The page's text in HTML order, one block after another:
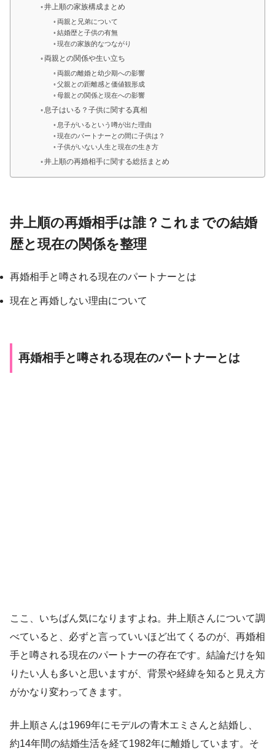
井上順の家族構成まとめ
両親と兄弟について
結婚歴と子供の有無
現在の家族的なつながり
両親との関係や生い立ち
両親の離婚と幼少期への影響
父親との距離感と価値観形成
母親との関係と現在への影響
息子はいる？子供に関する真相
息子がいるという噂が出た理由
現在のパートナーとの間に子供は？
子供がいない人生と現在の生き方
井上順の再婚相手に関する総括まとめ
井上順の再婚相手は誰？これまでの結婚
歴と現在の関係を整理
再婚相手と噂される現在のパートナーとは
現在と再婚しない理由について
再婚相手と噂される現在のパートナーとは
ここ、いちばん気になりますよね。井上順さんについて調
べていると、必ずと言っていいほど出てくるのが、再婚相
手と噂される現在のパートナーの存在です。結論だけを知
りたい人も多いと思いますが、背景や経緯を知ると見え方
がかなり変わってきます。
井上順さんは1969年にモデルの青木エミさんと結婚し、
約14年間の結婚生活を経て1982年に離婚しています。そ